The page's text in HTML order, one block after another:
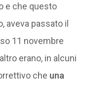
e che questo
aveva passato il
11 novembre
erano, in alcuni
che una